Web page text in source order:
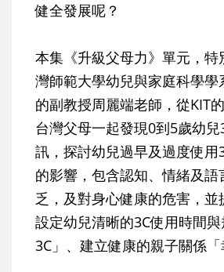
健全發展呢？
本集《升級父母力》單元，特
灣師範大學幼兒與家庭科學學
的副教授周麗端老師，從KIT
台灣父母一起發現0到5歲幼
訊，探討幼兒過早及過度使用
的影響，包含認知、情緒及語
乏，及對身心健康的危害，並
設定幼兒清晰的3C使用時間
3C」、建立健康的親子關係「